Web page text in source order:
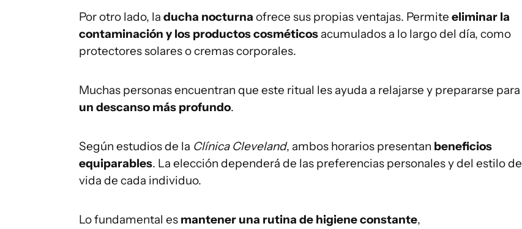
Por otro lado, la ducha nocturna ofrece sus propias ventajas. Permite eliminar la
contaminación y los productos cosméticos acumulados a lo largo del día, como
protectores solares o cremas corporales.
Muchas personas encuentran que este ritual les ayuda a relajarse y prepararse para
un descanso más profundo.
Según estudios de la Clínica Cleveland, ambos horarios presentan beneficios
equiparables. La elección dependerá de las preferencias personales y del estilo de
vida de cada individuo.
Lo fundamental es mantener una rutina de higiene constante,